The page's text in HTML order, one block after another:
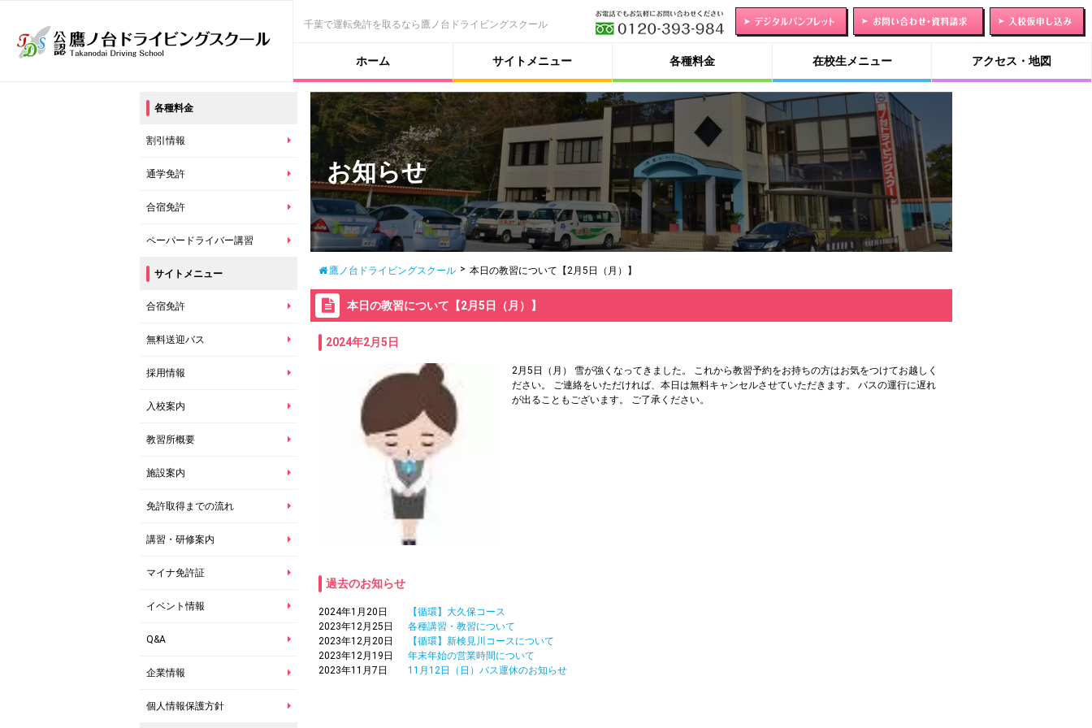
千葉で運転免許を取るなら鷹ノ台ドライビングスクール
ホーム サイトメニュー 各種料金 在校生メニュー アクセス・地図
各種料金
割引情報
通学免許
合宿免許
ペーパードライバー講習
サイトメニュー
合宿免許
無料送迎バス
採用情報
入校案内
教習所概要
施設案内
免許取得までの流れ
講習・研修案内
マイナ免許証
イベント情報
Q&A
企業情報
個人情報保護方針
お知らせ
鷹ノ台ドライビングスクール 本日の教習について【2月5日（月）】
本日の教習について【2月5日（月）】
2024年2月5日
2月5日（月） 雪が強くなってきました。 これから教習予約をお持ちの方はお気をつけてお越しく
ださい。 ご連絡をいただければ、本日は無料キャンセルさせていただきます。 バスの運行に遅れ
が出ることもございます。 ご了承ください。
過去のお知らせ
2024年1月20日
【循環】大久保コース
2023年12月25日
各種講習・教習について
2023年12月20日
【循環】新検見川コースについて
2023年12月19日
年末年始の営業時間について
2023年11月7日
11月12日（日）バス運休のお知らせ